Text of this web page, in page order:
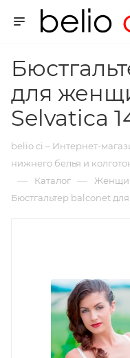
для
Selvatica
belio ci – Интернет-
нижнего белья и
— Каталог —
Бюстгальтер balconet